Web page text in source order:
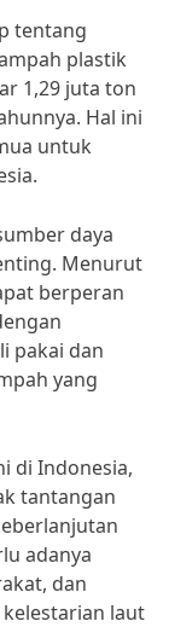
tentang
plastik
1,29 juta ton
Hal ini
untuk
daya
Menurut
berperan
pakai dan
yang
di Indonesia,
tantangan
adanya
dan
laut